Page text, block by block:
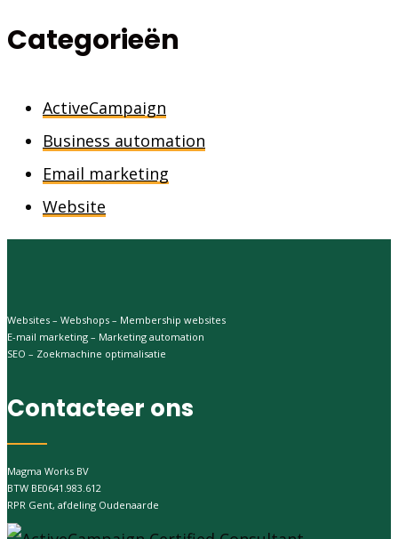
Categorieën
ActiveCampaign
Business automation
Email marketing
Website
Websites – Webshops – Membership websites
E-mail marketing – Marketing automation
SEO – Zoekmachine optimalisatie
Contacteer ons
Magma Works BV
BTW BE0641.983.612
RPR Gent, afdeling Oudenaarde